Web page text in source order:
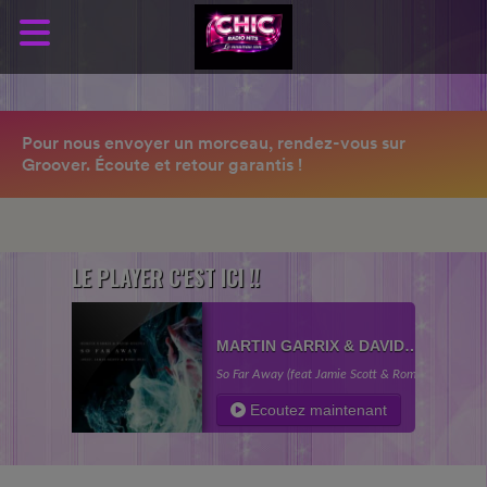
LE PLAYER C'EST ICI !!
MARTIN GARRIX & DAVID
GUETTA
So Far Away (feat Jamie Scott & Romy) (2017)
Ecoutez maintenant